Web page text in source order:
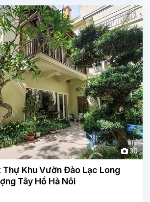
30
Thự Khu Vườn Đào Lạc Long
Tây Hồ Hà Nôi